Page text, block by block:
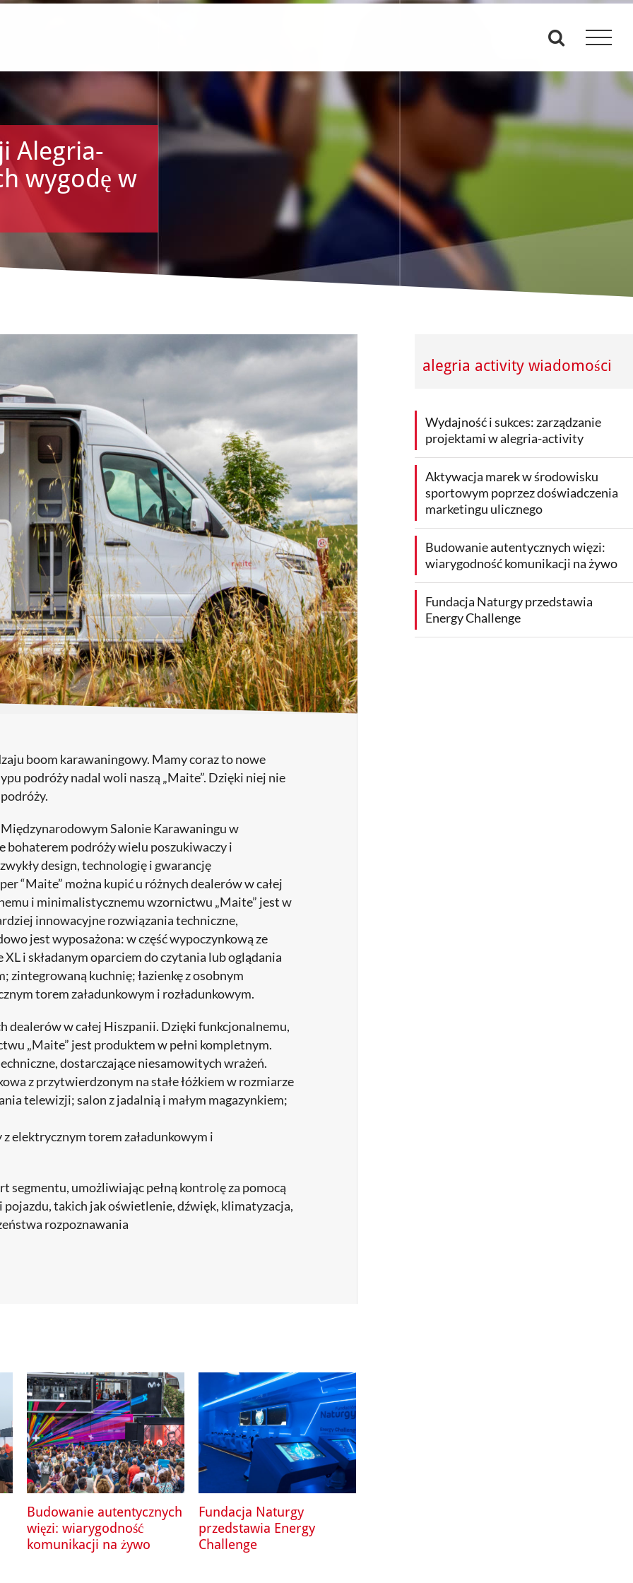
Alegria-
wygodę w
boom karawaningowy. Mamy coraz to nowe
podróży nadal woli naszą „Maite”. Dzięki niej nie
Salonie Karawaningu w
bohaterem podróży wielu poszukiwaczy i
design, technologię i gwarancję
“Maite” można kupić u różnych dealerów w całej
i minimalistycznemu wzornictwu „Maite” jest w
innowacyjne rozwiązania techniczne,
jest wyposażona: w część wypoczynkową ze
i składanym oparciem do czytania lub oglądania
zintegrowaną kuchnię; łazienkę z osobnym
torem załadunkowym i rozładunkowym.
dealerów w całej Hiszpanii. Dzięki funkcjonalnemu,
„Maite” jest produktem w pełni kompletnym.
dostarczające niesamowitych wrażeń.
z przytwierdzonym na stałe łóżkiem w rozmiarze
telewizji; salon z jadalnią i małym magazynkiem;
elektrycznym torem załadunkowym i
umożliwiając pełną kontrolę za pomocą
takich jak oświetlenie, dźwięk, klimatyzacja,
rozpoznawania
Budowanie autentycznych
więzi: wiarygodność
komunikacji na żywo
Fundacja Naturgy
przedstawia Energy
Challenge
alegria activity wiadomości
Wydajność i sukces: zarządzanie
projektami w alegria-activity
Aktywacja marek w środowisku
sportowym poprzez doświadczenia
marketingu ulicznego
Budowanie autentycznych więzi:
wiarygodność komunikacji na żywo
Fundacja Naturgy przedstawia
Energy Challenge